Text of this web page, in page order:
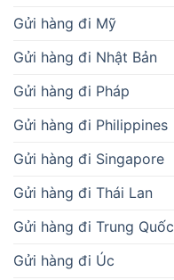
Gửi hàng đi Mỹ
Gửi hàng đi Nhật Bản
Gửi hàng đi Pháp
Gửi hàng đi Philippines
Gửi hàng đi Singapore
Gửi hàng đi Thái Lan
Gửi hàng đi Trung Quốc
Gửi hàng đi Úc